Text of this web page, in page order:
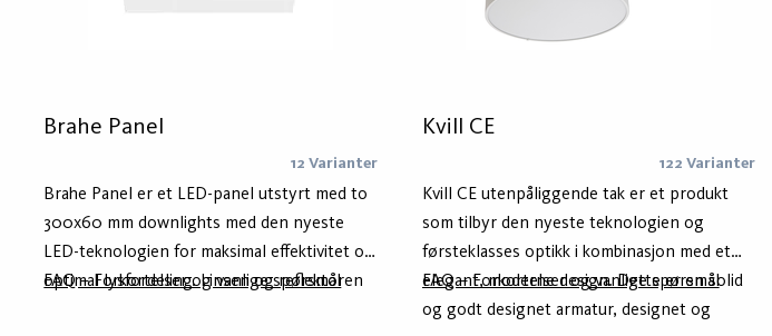
Brahe Panel
12 Varianter
Brahe Panel er et LED-panel utstyrt med to
300x60 mm downlights med den nyeste
LED-teknologien for maksimal effektivitet og
optimal lysfordeling. Linsen og reflektoren
FAQ – Forkortelser og vanlige spørsmål
Kvill CE
122 Varianter
Kvill CE utenpåliggende tak er et produkt
som tilbyr den nyeste teknologien og
førsteklasses optikk i kombinasjon med et
elegant, moderne design. Dette er en solid
og godt designet armatur, designet og
FAQ – Forkortelser og vanlige spørsmål